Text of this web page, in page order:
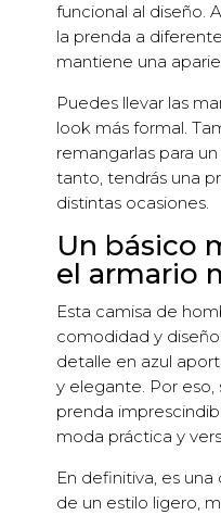
funcional al diseño.
la prenda a
mantiene una
Puedes llevar las
look más formal.
remangarlas para
tanto, tendrás una
distintas ocasiones.
Un básico
el armario
Esta camisa de
comodidad y
detalle en azul
y elegante. Por
prenda
moda práctica y
En definitiva, es
de un estilo ligero,